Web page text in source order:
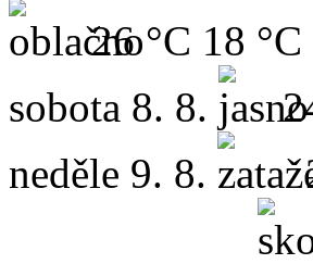
26 °C 18 °C
sobota 8. 8.
neděle 9. 8.